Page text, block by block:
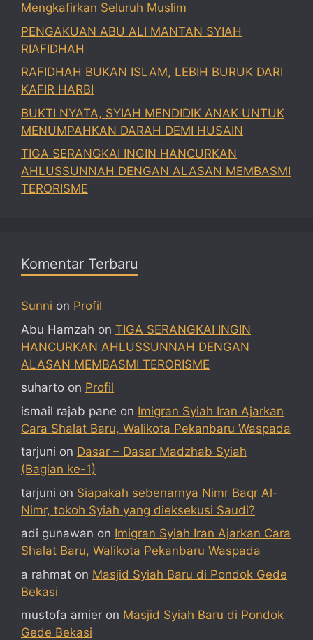
Mengkafirkan Seluruh Muslim
PENGAKUAN ABU ALI MANTAN SYIAH
RIAFIDHAH
RAFIDHAH BUKAN ISLAM, LEBIH BURUK DARI
KAFIR HARBI
BUKTI NYATA, SYIAH MENDIDIK ANAK UNTUK
MENUMPAHKAN DARAH DEMI HUSAIN
TIGA SERANGKAI INGIN HANCURKAN
AHLUSSUNNAH DENGAN ALASAN MEMBASMI
TERORISME
Komentar Terbaru
Sunni on Profil
Abu Hamzah on TIGA SERANGKAI INGIN
HANCURKAN AHLUSSUNNAH DENGAN
ALASAN MEMBASMI TERORISME
suharto on Profil
ismail rajab pane on Imigran Syiah Iran Ajarkan
Cara Shalat Baru, Walikota Pekanbaru Waspada
tarjuni on Dasar – Dasar Madzhab Syiah
(Bagian ke-1)
tarjuni on Siapakah sebenarnya Nimr Baqr Al-
Nimr, tokoh Syiah yang dieksekusi Saudi?
adi gunawan on Imigran Syiah Iran Ajarkan Cara
Shalat Baru, Walikota Pekanbaru Waspada
a rahmat on Masjid Syiah Baru di Pondok Gede
Bekasi
mustofa amier on Masjid Syiah Baru di Pondok
Gede Bekasi